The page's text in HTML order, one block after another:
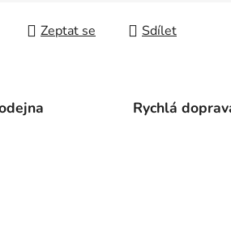
Zeptat se Sdílet
Rychlá